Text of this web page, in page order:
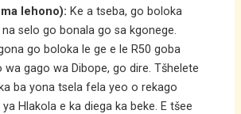
lehono): Ke a tseba, go boloka
selo go bonala go sa kgonege.
go boloka le ge e le R50 goba
wa gago wa Dibope, go dire. Tšhelete
ba yona tsela fela yeo o rekago
Hlakola e ka diega ka beke. E tšee